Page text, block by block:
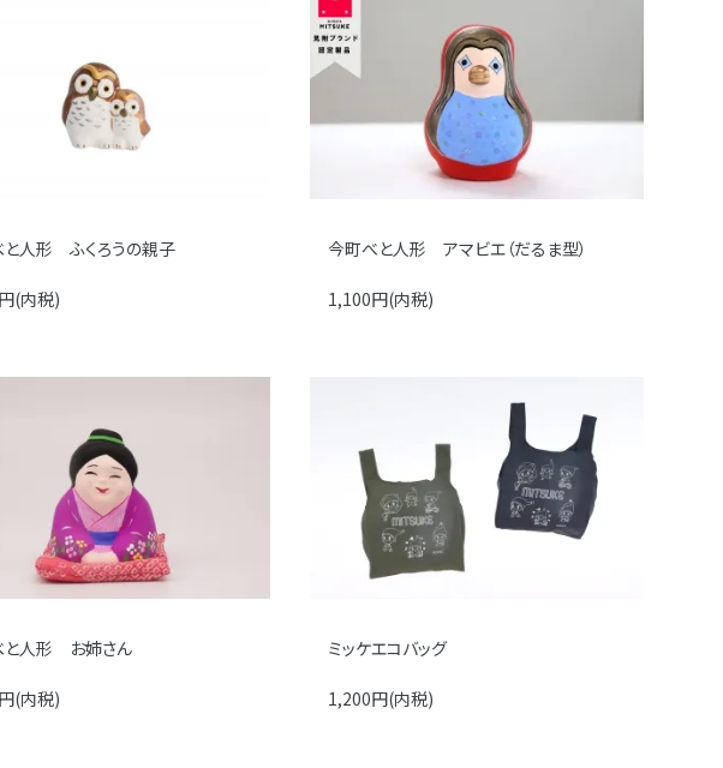
と人形 ふくろうの親子
(内税)
今町べと人形 アマビエ（だるま型）
1,100円(内税)
と人形 お姉さん
(内税)
ミッケエコバッグ
1,200円(内税)